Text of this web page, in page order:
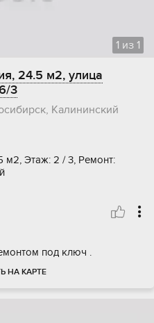
1 из 1
24.5 м2, улица
3
Калининский
м2, Этаж: 2 / 3, Ремонт:
под ключ .
НА КАРТЕ